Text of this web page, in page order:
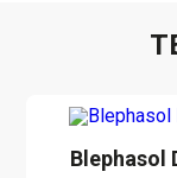
Blephasol